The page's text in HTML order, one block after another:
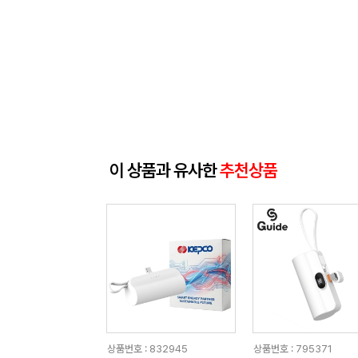
이 상품과 유사한추천상품
상품번호 : 832945 상품번호 : 795371